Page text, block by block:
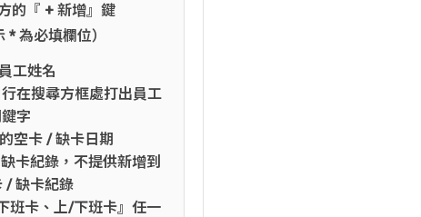
的『 + 新增』鍵
*為必填欄位）
工姓名
在搜尋方框處打出員工
字
空卡 / 缺卡日期
卡紀錄，不提供新增到
/ 缺卡紀錄
班卡、上/下班卡』任一